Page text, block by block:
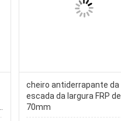
cheiro antiderrapante da
escada da largura FRP de
70mm